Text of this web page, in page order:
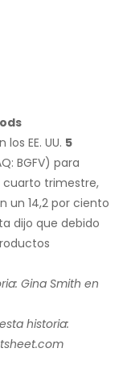
EE. UU. 5
BGFV) para
cuarto trimestre,
un 14,2 por ciento
dijo que debido
Gina Smith en
historia: